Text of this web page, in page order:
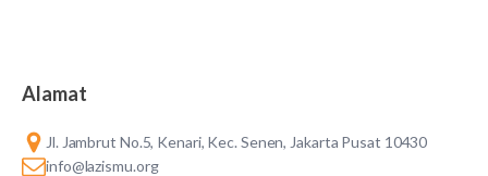
Alamat
Jl. Jambrut No.5, Kenari, Kec. Senen, Jakarta Pusat 10430
info@lazismu.org